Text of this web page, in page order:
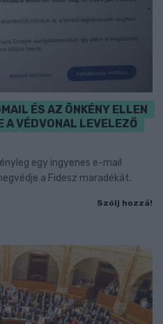
ÉS AZ ÖNKÉNY ELLEN
A VÉDVONAL LEVELEZŐ
egy ingyenes e-mail
a Fidesz maradékát.
Szólj hozzá!